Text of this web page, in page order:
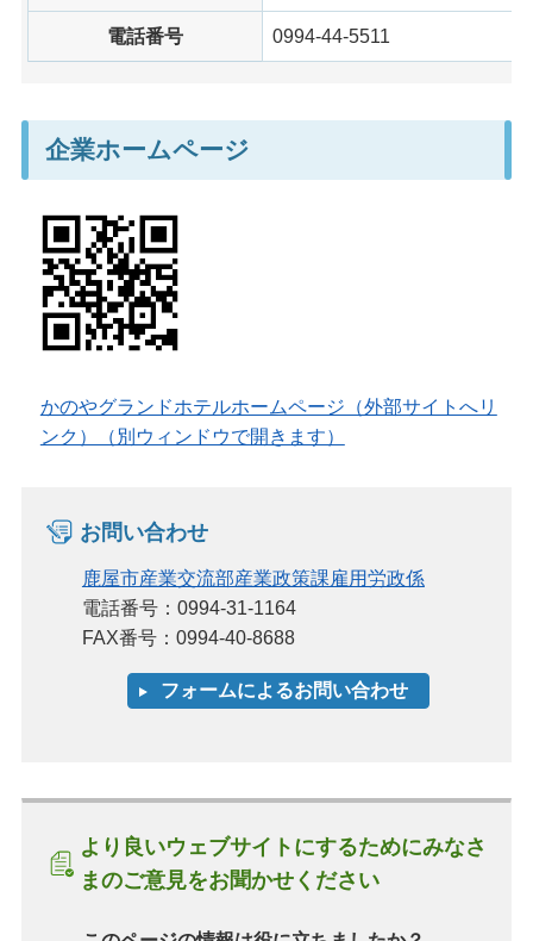
電話番号 0994-44-5511
企業ホームページ
かのやグランドホテルホームページ（外部サイトへリ
ンク）（別ウィンドウで開きます）
お問い合わせ
鹿屋市産業交流部産業政策課雇用労政係
電話番号：0994-31-1164
FAX番号：0994-40-8688
より良いウェブサイトにするためにみなさ
まのご意見をお聞かせください